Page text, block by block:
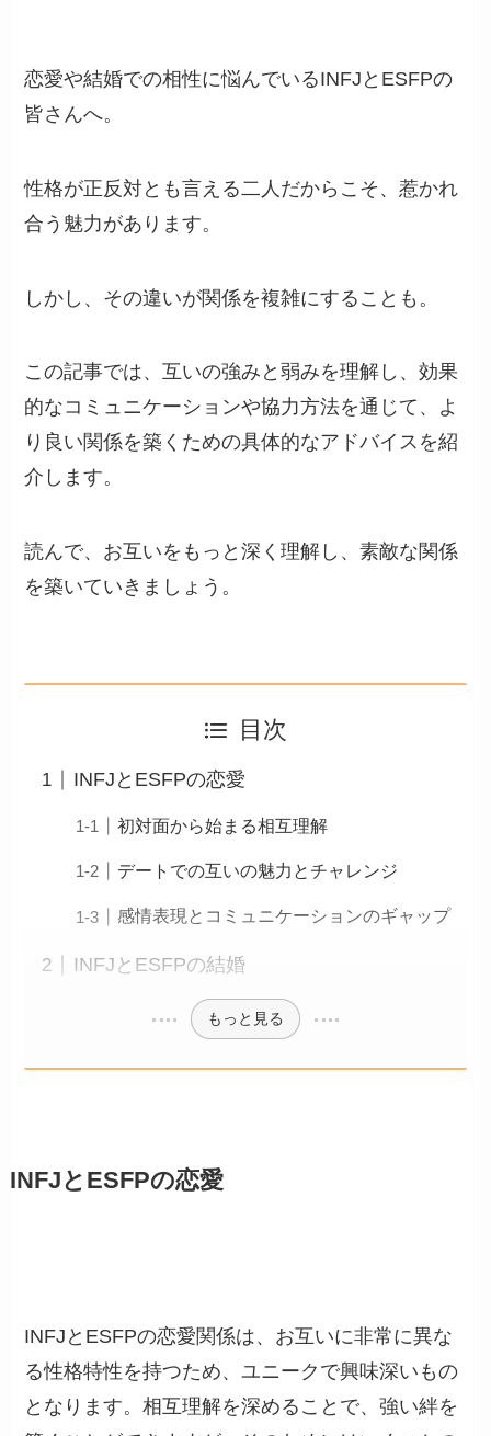
恋愛や結婚での相性に悩んでいるINFJとESFPの
皆さんへ。
性格が正反対とも言える二人だからこそ、惹かれ
合う魅力があります。
しかし、その違いが関係を複雑にすることも。
この記事では、互いの強みと弱みを理解し、効果
的なコミュニケーションや協力方法を通じて、よ
り良い関係を築くための具体的なアドバイスを紹
介します。
読んで、お互いをもっと深く理解し、素敵な関係
を築いていきましょう。
目次
INFJとESFPの恋愛
初対面から始まる相互理解
デートでの互いの魅力とチャレンジ
感情表現とコミュニケーションのギャップ
INFJとESFPの結婚
もっと見る
INFJとESFPの恋愛
INFJとESFPの恋愛関係は、お互いに非常に異な
る性格特性を持つため、ユニークで興味深いもの
となります。相互理解を深めることで、強い絆を